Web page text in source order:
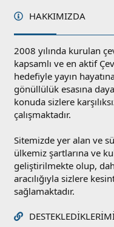
HAKKIMIZDA
2008 yılında kurulan
kapsamlı ve en aktif
hedefiyle yayın
gönüllülük esasına
konuda sizlere
çalışmaktadır.
Sitemizde yer alan ve
ülkemiz şartlarına ve
geliştirilmekte olup,
aracılığıyla sizlere
sağlamaktadır.